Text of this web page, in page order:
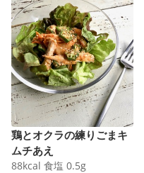
鶏とオクラの練りごまキ
ムチあえ
88kcal 食塩 0.5g